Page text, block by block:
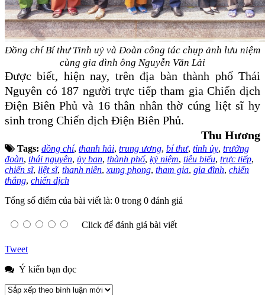
Đồng chí Bí thư Tỉnh uỷ và Đoàn công tác chụp ảnh lưu niệm
cùng gia đình ông Nguyễn Văn Lải
Được biết, hiện nay, trên địa bàn thành phố Thái
Nguyên có 187 người trực tiếp tham gia Chiến dịch
Điện Biên Phủ và 16 thân nhân thờ cúng liệt sĩ hy
sinh trong Chiến dịch Điện Biên Phủ.
Thu Hương
Tags: đồng chí, thanh hải, trung ương, bí thư, tỉnh ủy, trưởng
đoàn, thái nguyên, ủy ban, thành phố, kỷ niệm, tiêu biểu, trực tiếp,
chiến sĩ, liệt sĩ, thanh niên,xung phong, tham gia, gia đình, chiến
thắng, chiến dịch
Tổng số điểm của bài viết là: 0 trong 0 đánh giá
Click để đánh giá bài viết
Tweet
Ý kiến bạn đọc